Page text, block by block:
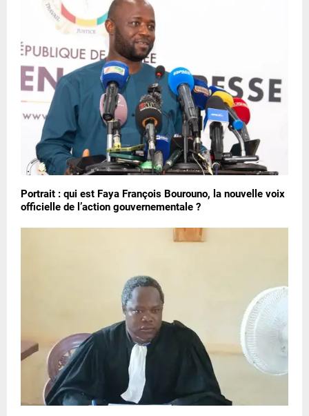
Portrait : qui est Faya François Bourouno, la nouvelle voix
officielle de l’action gouvernementale ?